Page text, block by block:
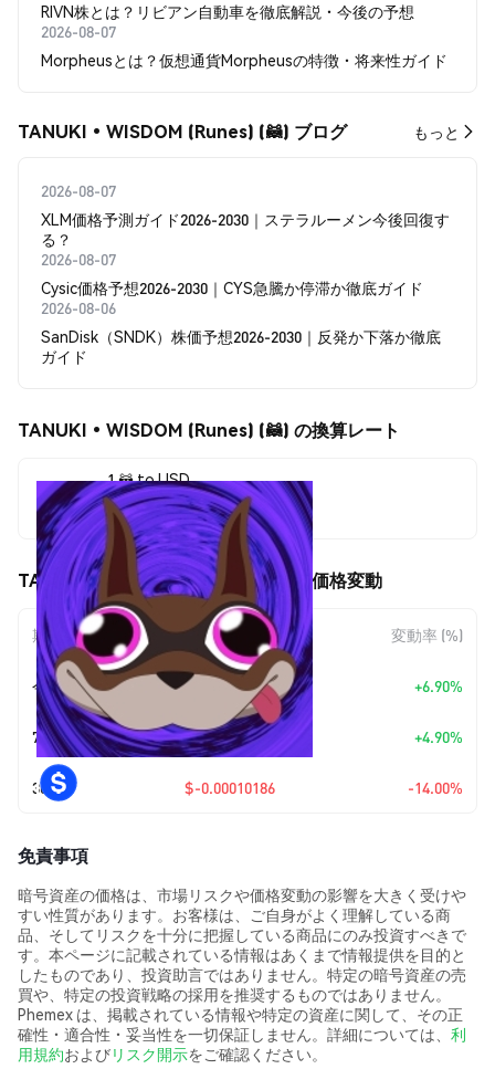
RIVN株とは？リビアン自動車を徹底解説・今後の予想
2026-08-07
Morpheusとは？仮想通貨Morpheusの特徴・将来性ガイド
TANUKI•WISDOM (Runes) (🦝) ブログ もっと
2026-08-07
XLM価格予測ガイド2026-2030｜ステラルーメン今後回復す
る？
2026-08-07
Cysic価格予想2026-2030｜CYS急騰か停滞か徹底ガイド
2026-08-06
SanDisk（SNDK）株価予想2026-2030｜反発か下落か徹底
ガイド
TANUKI•WISDOM (Runes) (🦝) の換算レート
1 🦝 to USD
$0.00062574
TANUKI•WISDOM (Runes) (🦝) の価格変動
期間 金額変動 変動率 (%)
今日 + $0.00004039 +6.90%
7日 +$0.00002923 +4.90%
30日 $-0.00010186 -14.00%
免責事項
暗号資産の価格は、市場リスクや価格変動の影響を大きく受けや
すい性質があります。お客様は、ご自身がよく理解している商
品、そしてリスクを十分に把握している商品にのみ投資すべきで
す。本ページに記載されている情報はあくまで情報提供を目的と
したものであり、投資助言ではありません。特定の暗号資産の売
買や、特定の投資戦略の採用を推奨するものではありません。
Phemex は、掲載されている情報や特定の資産に関して、その正
確性・適合性・妥当性を一切保証しません。詳細については、 利
用規約およびリスク開示をご確認ください。